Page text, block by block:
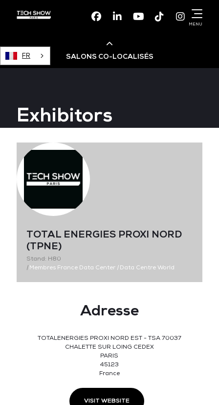
FacebookLinkedinYoutubeTikTok
MENU
FR SALONS CO-LOCALISÉS
Devops Live
Cloud & Cyber Security
Data & AI Leaders Summit
Data Centre World
Exhibitors
TOTAL ENERGIES PROXI NORD
(TPNE)
Stand: H80
|Membres France Data Center |Data Centre World
Adresse
TOTALENERGIES PROXI NORD EST - TSA 70037
CHALETTE SUR LOING CEDEX
PARIS
45123
France
VISIT WEBSITE